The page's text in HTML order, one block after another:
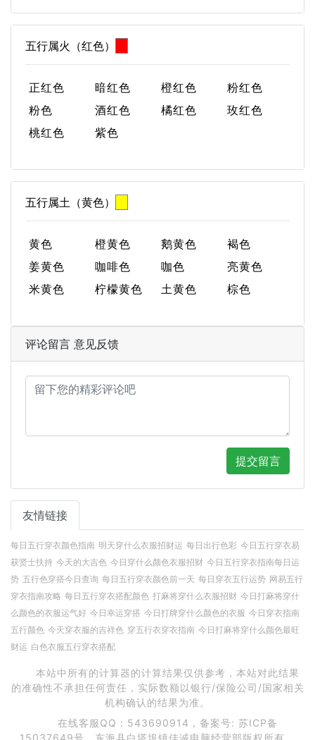
五行属火（红色）
正红色 暗红色 橙红色
粉红色
粉色
酒红色 橘红色
玫红色
桃红色
紫色
五行属土（黄色）
黄色 橙黄色 鹅黄色
褐色
姜黄色
咖啡色 咖色
亮黄色
米黄色
柠檬黄色 土黄色 棕色
评论留言 意见反馈
提交留言
友情链接
每日五行穿衣颜色指南 明天穿什么衣服招财运 每日出行色彩 今日五行穿衣易
获贤士扶持 今天的大吉色 今日穿什么颜色衣服招财 今日五行穿衣指南每日运
势 五行色穿搭今日查询 每日五行穿衣颜色前一天 每日穿衣五行运势 网易五行
穿衣指南攻略 每日五行穿衣搭配颜色 打麻将穿什么衣服招财 今日打麻将穿什
么颜色的衣服运气好 今日幸运穿搭 今日打牌穿什么颜色的衣服 今日穿衣指南
五行颜色 今天穿衣服的吉祥色 穿五行衣穿衣指南 今日打麻将穿什么颜色最旺
财运 白色衣服五行穿衣搭配
本站中所有的计算器的计算结果仅供参考，本站对此结果
的准确性不承担任何责任，实际数额以银行/保险公司/国家相关
机构确认的结果为准。
在线客服QQ：543690914，备案号: 苏ICP备
15037649号 。东海县白塔埠镇佳诚电脑经营部版权所有。